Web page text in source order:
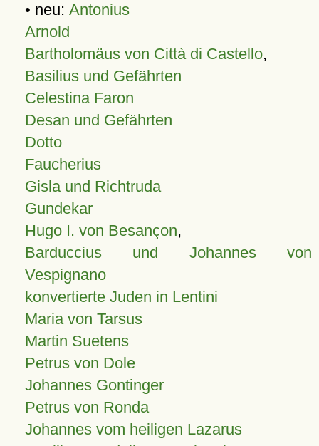
• neu: Antonius
Arnold
Bartholomäus von Città di Castello,
Basilius und Gefährten
Celestina Faron
Desan und Gefährten
Dotto
Faucherius
Gisla und Richtruda
Gundekar
Hugo I. von Besançon,
Barduccius und Johannes von
Vespignano
konvertierte Juden in Lentini
Maria von Tarsus
Martin Suetens
Petrus von Dole
Johannes Gontinger
Petrus von Ronda
Johannes vom heiligen Lazarus